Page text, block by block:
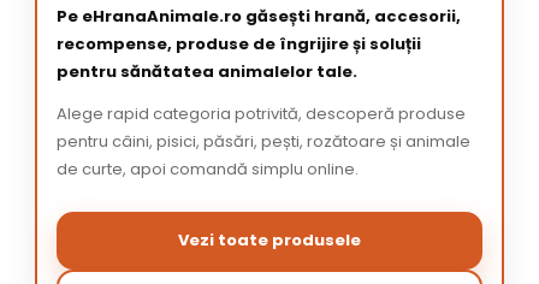
Pe eHranaAnimale.ro găsești hrană, accesorii,
recompense, produse de îngrijire și soluții
pentru sănătatea animalelor tale.
Alege rapid categoria potrivită, descoperă produse
pentru câini, pisici, păsări, pești, rozătoare și animale
de curte, apoi comandă simplu online.
Vezi toate produsele